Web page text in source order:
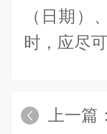
（日期）
时，应尽
上一篇